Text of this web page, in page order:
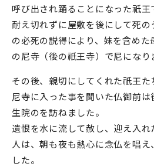
呼び出され踊ることになった祇
耐え切れずに屋敷を後にして死
の必死の説得により、妹を含め
の尼寺（後の祇王寺）で尼になり
その後、親切にしてくれた祇王
尼寺に入った事を聞いた仏御前
生院のを訪ねました。
遺恨を水に流して赦し、迎え入
人は、朝も夜も熱心に念仏を唱
した。